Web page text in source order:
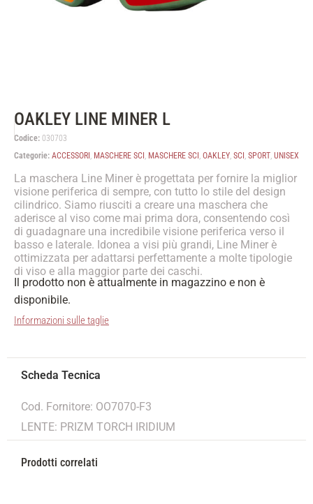
OAKLEY LINE MINER L
Codice: 030703
Categorie: ACCESSORI , MASCHERE SCI , MASCHERE SCI , OAKLEY, SCI , SPORT, UNISEX
La maschera Line Miner è progettata per fornire la miglior
visione periferica di sempre, con tutto lo stile del design
cilindrico. Siamo riusciti a creare una maschera che
aderisce al viso come mai prima dora, consentendo così
di guadagnare una incredibile visione periferica verso il
basso e laterale. Idonea a visi più grandi, Line Miner è
ottimizzata per adattarsi perfettamente a molte tipologie
di viso e alla maggior parte dei caschi.
Il prodotto non è attualmente in magazzino e non è
disponibile.
Informazioni sulle taglie
Cod. Fornitore: OO7070-F3
LENTE: PRIZM TORCH IRIDIUM
Prodotti correlati